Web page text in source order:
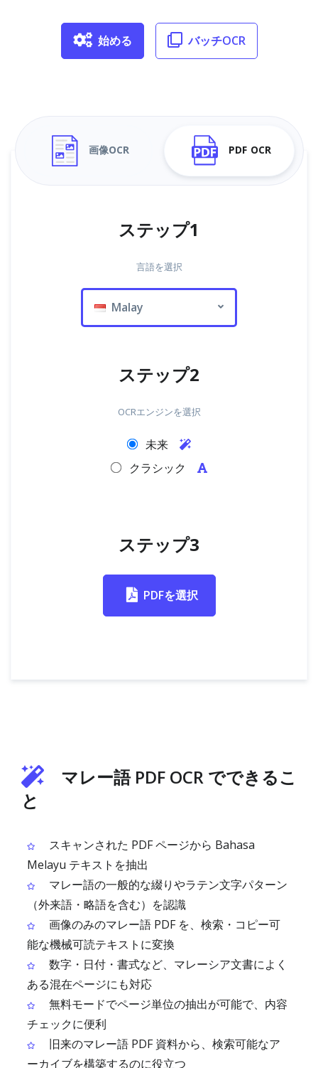
始める バッチOCR
画像OCR PDF OCR
ステップ1
言語を選択
Malay
ステップ2
OCRエンジンを選択
未来
クラシック
ステップ3
PDFを選択
マレー語 PDF OCR でできるこ
と
スキャンされた PDF ページから Bahasa
Melayu テキストを抽出
マレー語の一般的な綴りやラテン文字パターン
（外来語・略語を含む）を認識
画像のみのマレー語 PDF を、検索・コピー可
能な機械可読テキストに変換
数字・日付・書式など、マレーシア文書によく
ある混在ページにも対応
無料モードでページ単位の抽出が可能で、内容
チェックに便利
旧来のマレー語 PDF 資料から、検索可能なア
ーカイブを構築するのに役立つ